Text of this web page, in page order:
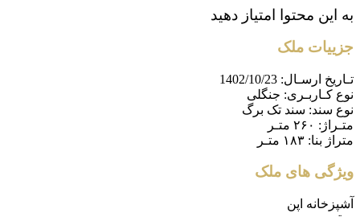
به این محتوا امتیاز دهید
جزییات ملک
تـاریخ ارسـال: 1402/10/23
نوع کـاربـری: جنگلی
نوع سند: سند تک برگ
متـراژ: ۲۶۰ متـر
متراژ بنا: ۱۸۳ متـر
ویژگی های ملک
آشپزخانه اپن